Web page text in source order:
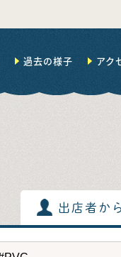
過去の様子 アク
出店者か